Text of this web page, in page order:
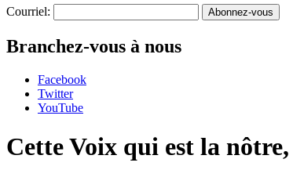
Courriel:
Branchez-vous à nous
Facebook
Twitter
YouTube
Cette Voix qui est la